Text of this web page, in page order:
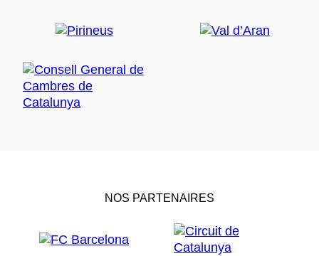
NOS PARTENAIRES